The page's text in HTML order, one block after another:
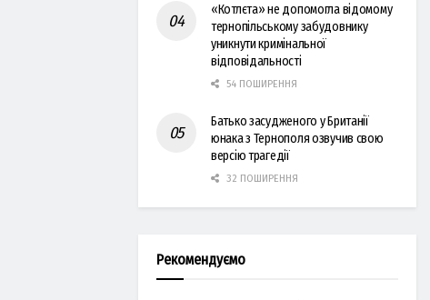
«Котлєта» не допомогла відомому
тернопільському забудовнику
уникнути кримінальної
відповідальності
54 ПОШИРЕННЯ
Батько засудженого у Британії
юнака з Тернополя озвучив свою
версію трагедії
32 ПОШИРЕННЯ
Рекомендуємо